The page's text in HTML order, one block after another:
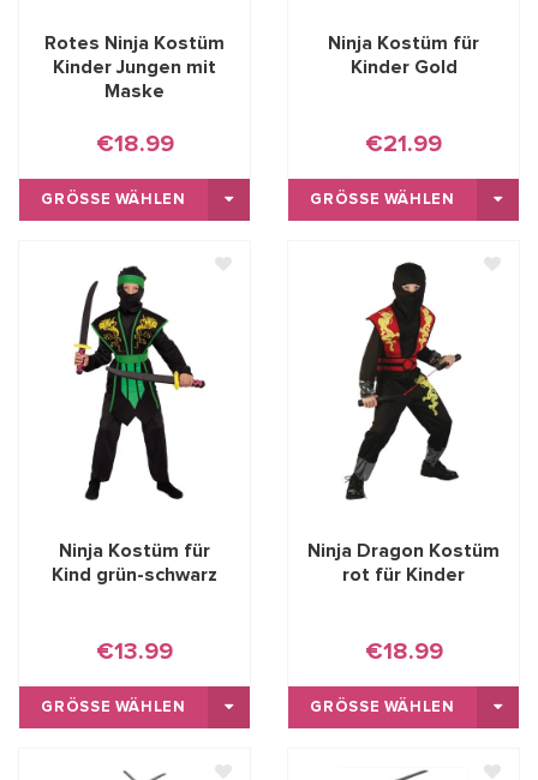
Rotes Ninja Kostüm
Kinder Jungen mit
Maske
€18.99
GRÖSSE WÄHLEN
Ninja Kostüm für
Kinder Gold
€21.99
GRÖSSE WÄHLEN
Ninja Kostüm für
Kind grün-schwarz
€13.99
GRÖSSE WÄHLEN
Ninja Dragon Kostüm
rot für Kinder
€18.99
GRÖSSE WÄHLEN